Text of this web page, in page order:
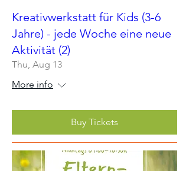
Kreativwerkstatt für Kids (3-6
Jahre) - jede Woche eine neue
Aktivität (2)
Thu, Aug 13
More info
Buy Tickets